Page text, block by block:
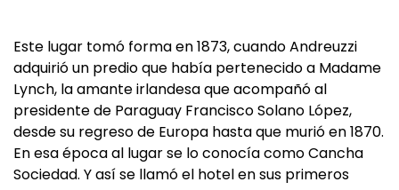
Este lugar tomó forma en 1873, cuando Andreuzzi
adquirió un predio que había pertenecido a Madame
Lynch, la amante irlandesa que acompañó al
presidente de Paraguay Francisco Solano López,
desde su regreso de Europa hasta que murió en 1870.
En esa época al lugar se lo conocía como Cancha
Sociedad. Y así se llamó el hotel en sus primeros